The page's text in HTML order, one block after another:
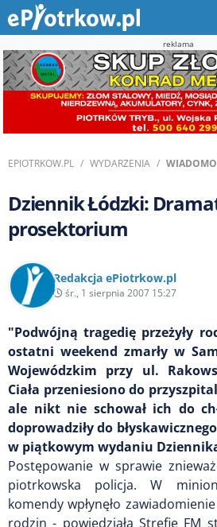
reklama
EPIOTRKOW.PL WYDARZENIA
Dziennik Łódzki:
prosektorium
Redakcja ePiotrkow.pl
śr., 1 sierpnia 2007 15:27
"Podwójną tragedię przeżyły
ostatni weekend zmarły w
Wojewódzkim przy ul.
Ciała przeniesiono do
ale nikt nie schował ich do
doprowadziły do
w piątkowym wydaniu
Postępowanie w sprawie
piotrkowska policja. W
komendy wpłynęło
rodzin - powiedziała Strefie FM